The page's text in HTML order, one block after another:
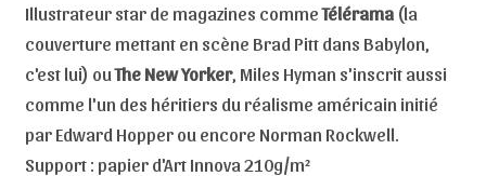
Illustrateur star de magazines commeTélérama (la
couverture mettant en scène Brad Pitt dans Babylon,
c'est lui) ouThe New Yorker, Miles Hyman s'inscrit aussi
comme l'un des héritiers du réalisme américain initié
par Edward Hopper ou encore Norman Rockwell.
Support : papier d'Art Innova 210g/m²